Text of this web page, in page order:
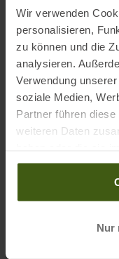
Wir verwenden
personalisieren,
zu können und die
analysieren.
Verwendung
soziale Medien,
Partner führen
weiteren Daten
gesammelt haben.
Nur
Name des Herstellers:
Postanschrift des
Deutschland
Elektronische Adresse